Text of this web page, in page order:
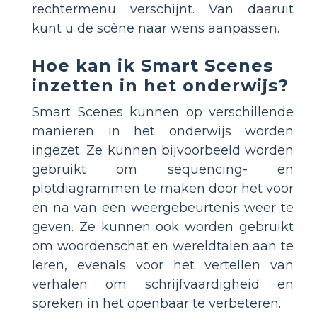
rechtermenu verschijnt. Van daaruit
kunt u de scène naar wens aanpassen.
Hoe kan ik Smart Scenes
inzetten in het onderwijs?
Smart Scenes kunnen op verschillende
manieren in het onderwijs worden
ingezet. Ze kunnen bijvoorbeeld worden
gebruikt om sequencing- en
plotdiagrammen te maken door het voor
en na van een weergebeurtenis weer te
geven. Ze kunnen ook worden gebruikt
om woordenschat en wereldtalen aan te
leren, evenals voor het vertellen van
verhalen om schrijfvaardigheid en
spreken in het openbaar te verbeteren.